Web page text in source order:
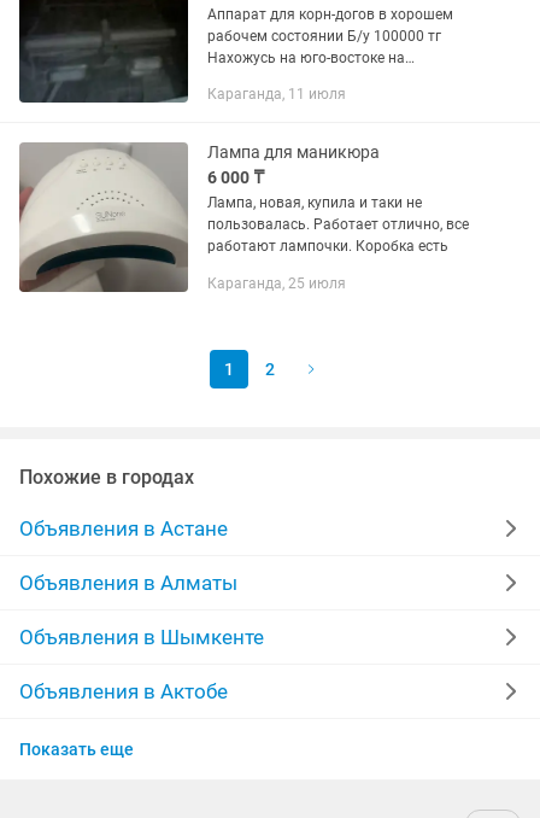
Аппарат для корн-догов в хорошем
рабочем состоянии Б/у 100000 тг
Нахожусь на юго-востоке на
доставка есть такси
Караганда, 11 июля
Лампа для маникюра
6 000 ₸
Лампа, новая, купила и таки не
пользовалась. Работает отлично, все
работают лампочки. Коробка есть
Караганда, 25 июля
1 2
Похожие в городах
Объявления в Астане
Объявления в Алматы
Объявления в Шымкенте
Объявления в Актобе
Объявления в Актау
Показать еще